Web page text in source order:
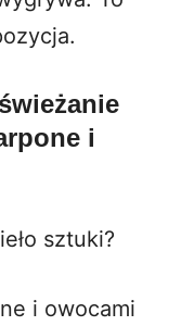
i
sztuki?
i owocami